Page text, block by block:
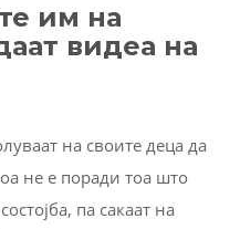
им на
видеа на
на своите деца да
не е поради тоа што
па сакаат на